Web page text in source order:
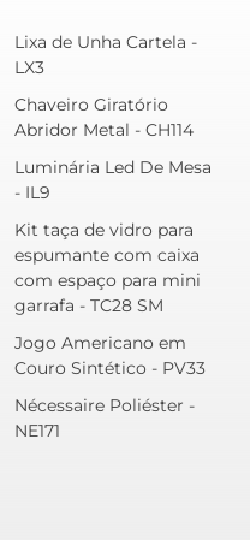
Lixa de Unha Cartela -
LX3
Chaveiro Giratório
Abridor Metal - CH114
Luminária Led De Mesa
- IL9
Kit taça de vidro para
espumante com caixa
com espaço para mini
garrafa - TC28 SM
Jogo Americano em
Couro Sintético - PV33
Nécessaire Poliéster -
NE171